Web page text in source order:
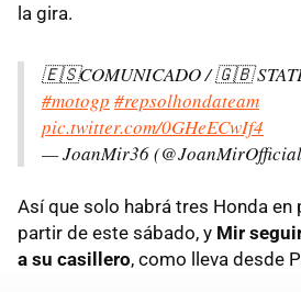
la gira.
🇪🇸COMUNICADO / 🇬🇧
#motogp #repsolhondateam
pic.twitter.com/0GHeECwIf4
— JoanMir36
Así que solo habrá tres Honda en
partir de este sábado, y Mir
a su casillero, como lleva desde